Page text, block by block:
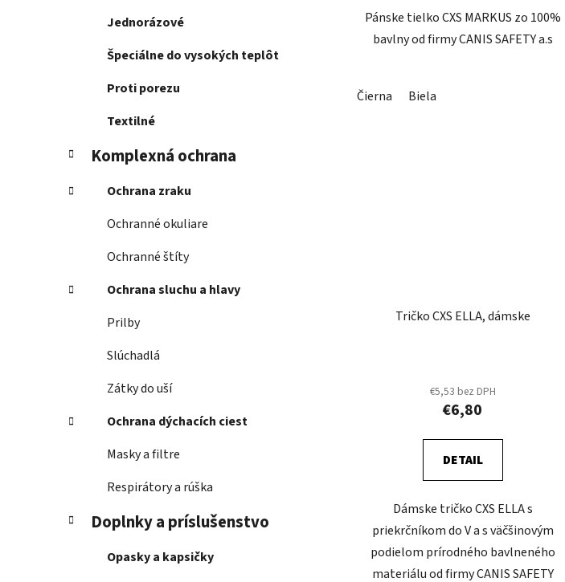
Jednorázové
Špeciálne do vysokých teplôt
Proti porezu
Textilné
Komplexná ochrana
Ochrana zraku
Ochranné okuliare
Ochranné štíty
Ochrana sluchu a hlavy
Prilby
Slúchadlá
Zátky do uší
Ochrana dýchacích ciest
Masky a filtre
Respirátory a rúška
Doplnky a príslušenstvo
Opasky a kapsičky
Pánske tielko CXS MARKUS zo 100%
bavlny od firmy CANIS SAFETY a.s
Čierna Biela
Tričko CXS ELLA, dámske
€5,53 bez DPH
€6,80
DETAIL
Dámske tričko CXS ELLA s
priekrčníkom do V a s väčšinovým
podielom prírodného bavlneného
materiálu od firmy CANIS SAFETY